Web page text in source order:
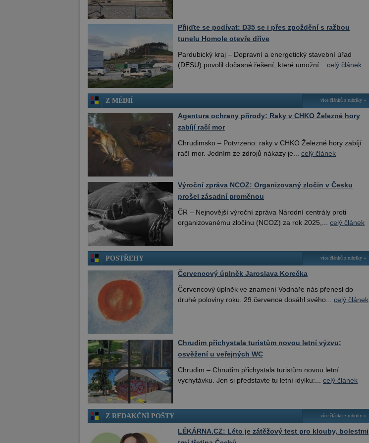
Přijďte se podívat: D35 se i přes zpoždění s ražbou
tunelu Homole otevře dříve
Pardubický kraj – Dopravní a energetický stavební úřad
(DESU) povolil dočasné řešení, které umožní... celý článek
Z MÉDIÍ více článků z rubriky »
Agentura ochrany přírody: Raky v CHKO Železné hory
zabíjí račí mor
Chrudimsko – Potvrzeno: raky v CHKO Železné hory zabíjí
račí mor. Jedním ze zdrojů nákazy je... celý článek
Výroční zpráva NCOZ: Organizovaný zločin v Česku
prošel zásadní proměnou
ČR – Nejnovější výroční zpráva Národní centrály proti
organizovanému zločinu (NCOZ) za rok 2025,... celý článek
POSTŘEHY více článků z rubriky »
Červencový úplněk Jaroslava Korečka
Červencový úplněk ve znamení Vodnáře nás přenesl do
druhé poloviny roku. 29.července dosáhl svého... celý článek
Chrudim přichystala turistům novou letní výzvu:
osvěžení u veřejných WC
Chrudim – Chrudim přichystala turistům novou letní
vychytávku. Jen si představte tu letní idylku:... celý článek
Z REDAKČNÍ POŠTY více článků z rubriky »
LÉKÁRNA.CZ: Léto je zátěžový test pro klouby, bolestmi